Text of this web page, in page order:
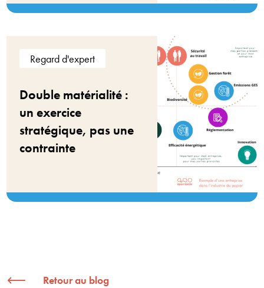
Regard d'expert
Double matérialité :
un exercice
stratégique, pas une
contrainte
Retour au blog